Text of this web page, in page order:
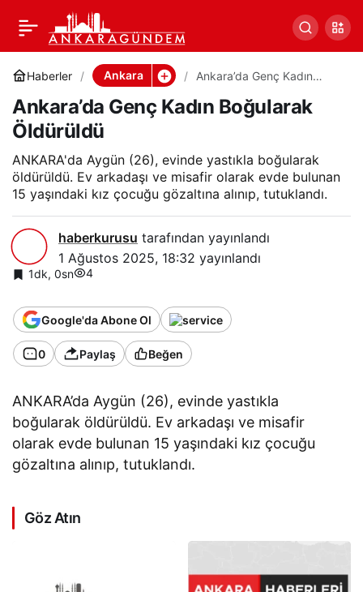
Haberler Ankara
Ankara’da Genç Kadın
Ankara’da Genç Kadın Boğularak
Öldürüldü
ANKARA'da Aygün (26), evinde yastıkla boğularak
öldürüldü. Ev arkadaşı ve misafir olarak evde bulunan
15 yaşındaki kız çocuğu gözaltına alınıp, tutuklandı.
haberkurusu tarafından yayınlandı
1 Ağustos 2025, 18:32 yayınlandı
1dk, 0sn 4
Google'da Abone Ol
0 Paylaş Beğen
ANKARA’da Aygün (26), evinde yastıkla
boğularak öldürüldü. Ev arkadaşı ve misafir
olarak evde bulunan 15 yaşındaki kız çocuğu
gözaltına alınıp, tutuklandı.
Göz Atın
Ankara’da Genç Kadın
Boğularak Öldürüldü
0 Paylaş